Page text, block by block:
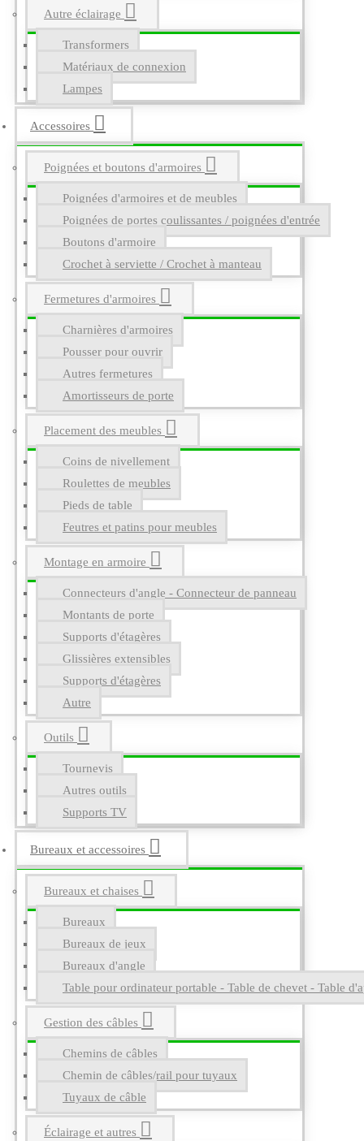
Autre éclairage
Transformers
Matériaux de connexion
Lampes
Accessoires
Poignées et boutons d'armoires
Poignées d'armoires et de meubles
Poignées de portes coulissantes / poignées d'entrée
Boutons d'armoire
Crochet à serviette / Crochet à manteau
Fermetures d'armoires
Charnières d'armoires
Pousser pour ouvrir
Autres fermetures
Amortisseurs de porte
Placement des meubles
Coins de nivellement
Roulettes de meubles
Pieds de table
Feutres et patins pour meubles
Montage en armoire
Connecteurs d'angle - Connecteur de panneau
Montants de porte
Supports d'étagères
Glissières extensibles
Supports d'étagères
Autre
Outils
Tournevis
Autres outils
Supports TV
Bureaux et accessoires
Bureaux et chaises
Bureaux
Bureaux de jeux
Bureaux d'angle
Table pour ordinateur portable - Table de chevet - Table
Gestion des câbles
Chemins de câbles
Chemin de câbles/rail pour tuyaux
Tuyaux de câble
Éclairage et autres